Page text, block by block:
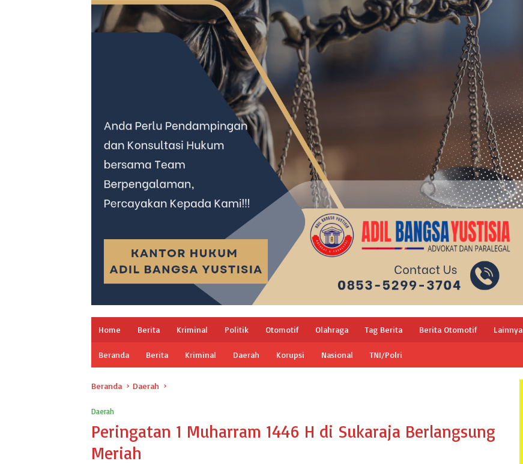
Home Berita Kriminal Politik Otomotif Olahraga Tag Berita Berita Otomotif Lainnya
Beranda Berita Kriminal Daerah Korupsi Nasional TNI/Polri
Beranda Daerah
Daerah
Peringatan 1 Muharram 1446 H di Sukaraja Berlangsung
Meriah